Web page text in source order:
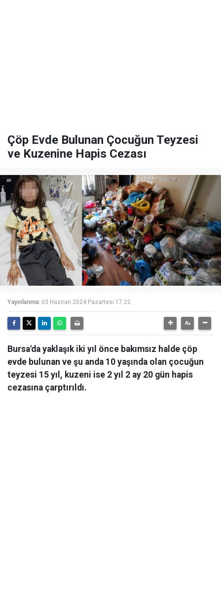
Çöp Evde Bulunan Çocuğun Teyzesi
ve Kuzenine Hapis Cezası
Yayınlanma: 03 Haziran 2024 Pazartesi 17:22
Bursa'da yaklaşık iki yıl önce bakımsız halde çöp
evde bulunan ve şu anda 10 yaşında olan çocuğun
teyzesi 15 yıl, kuzeni ise 2 yıl 2 ay 20 gün hapis
cezasına çarptırıldı.